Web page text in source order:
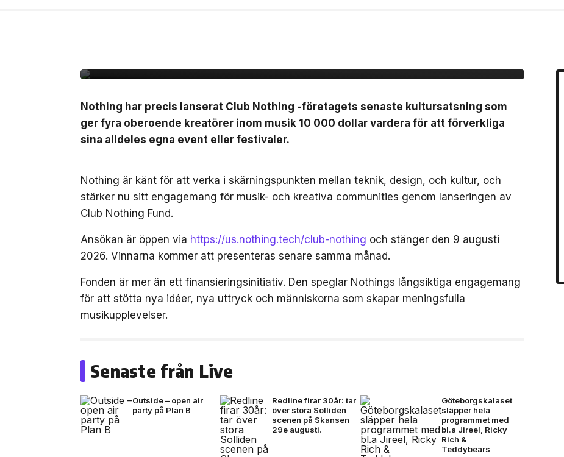
Nothing har precis lanserat Club Nothing -företagets senaste kultursatsning som
ger fyra oberoende kreatörer inom musik 10 000 dollar vardera för att förverkliga
sina alldeles egna event eller festivaler.
Nothing är känt för att verka i skärningspunkten mellan teknik, design, och kultur, och
stärker nu sitt engagemang för musik- och kreativa communities genom lanseringen av
Club Nothing Fund.
Ansökan är öppen via https://us.nothing.tech/club-nothing och stänger den 9 augusti
2026. Vinnarna kommer att presenteras senare samma månad.
Fonden är mer än ett finansieringsinitiativ. Den speglar Nothings långsiktiga engagemang
för att stötta nya idéer, nya uttryck och människorna som skapar meningsfulla
musikupplevelser.
Senaste från Live
Outside – open air
party på Plan B
Redline firar 30år: tar
över stora Solliden
scenen på Skansen
29e augusti.
Göteborgskalaset
släpper hela
programmet med
bl.a Jireel, Ricky
Rich &
Teddybears